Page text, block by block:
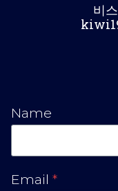
비
Name
Email *